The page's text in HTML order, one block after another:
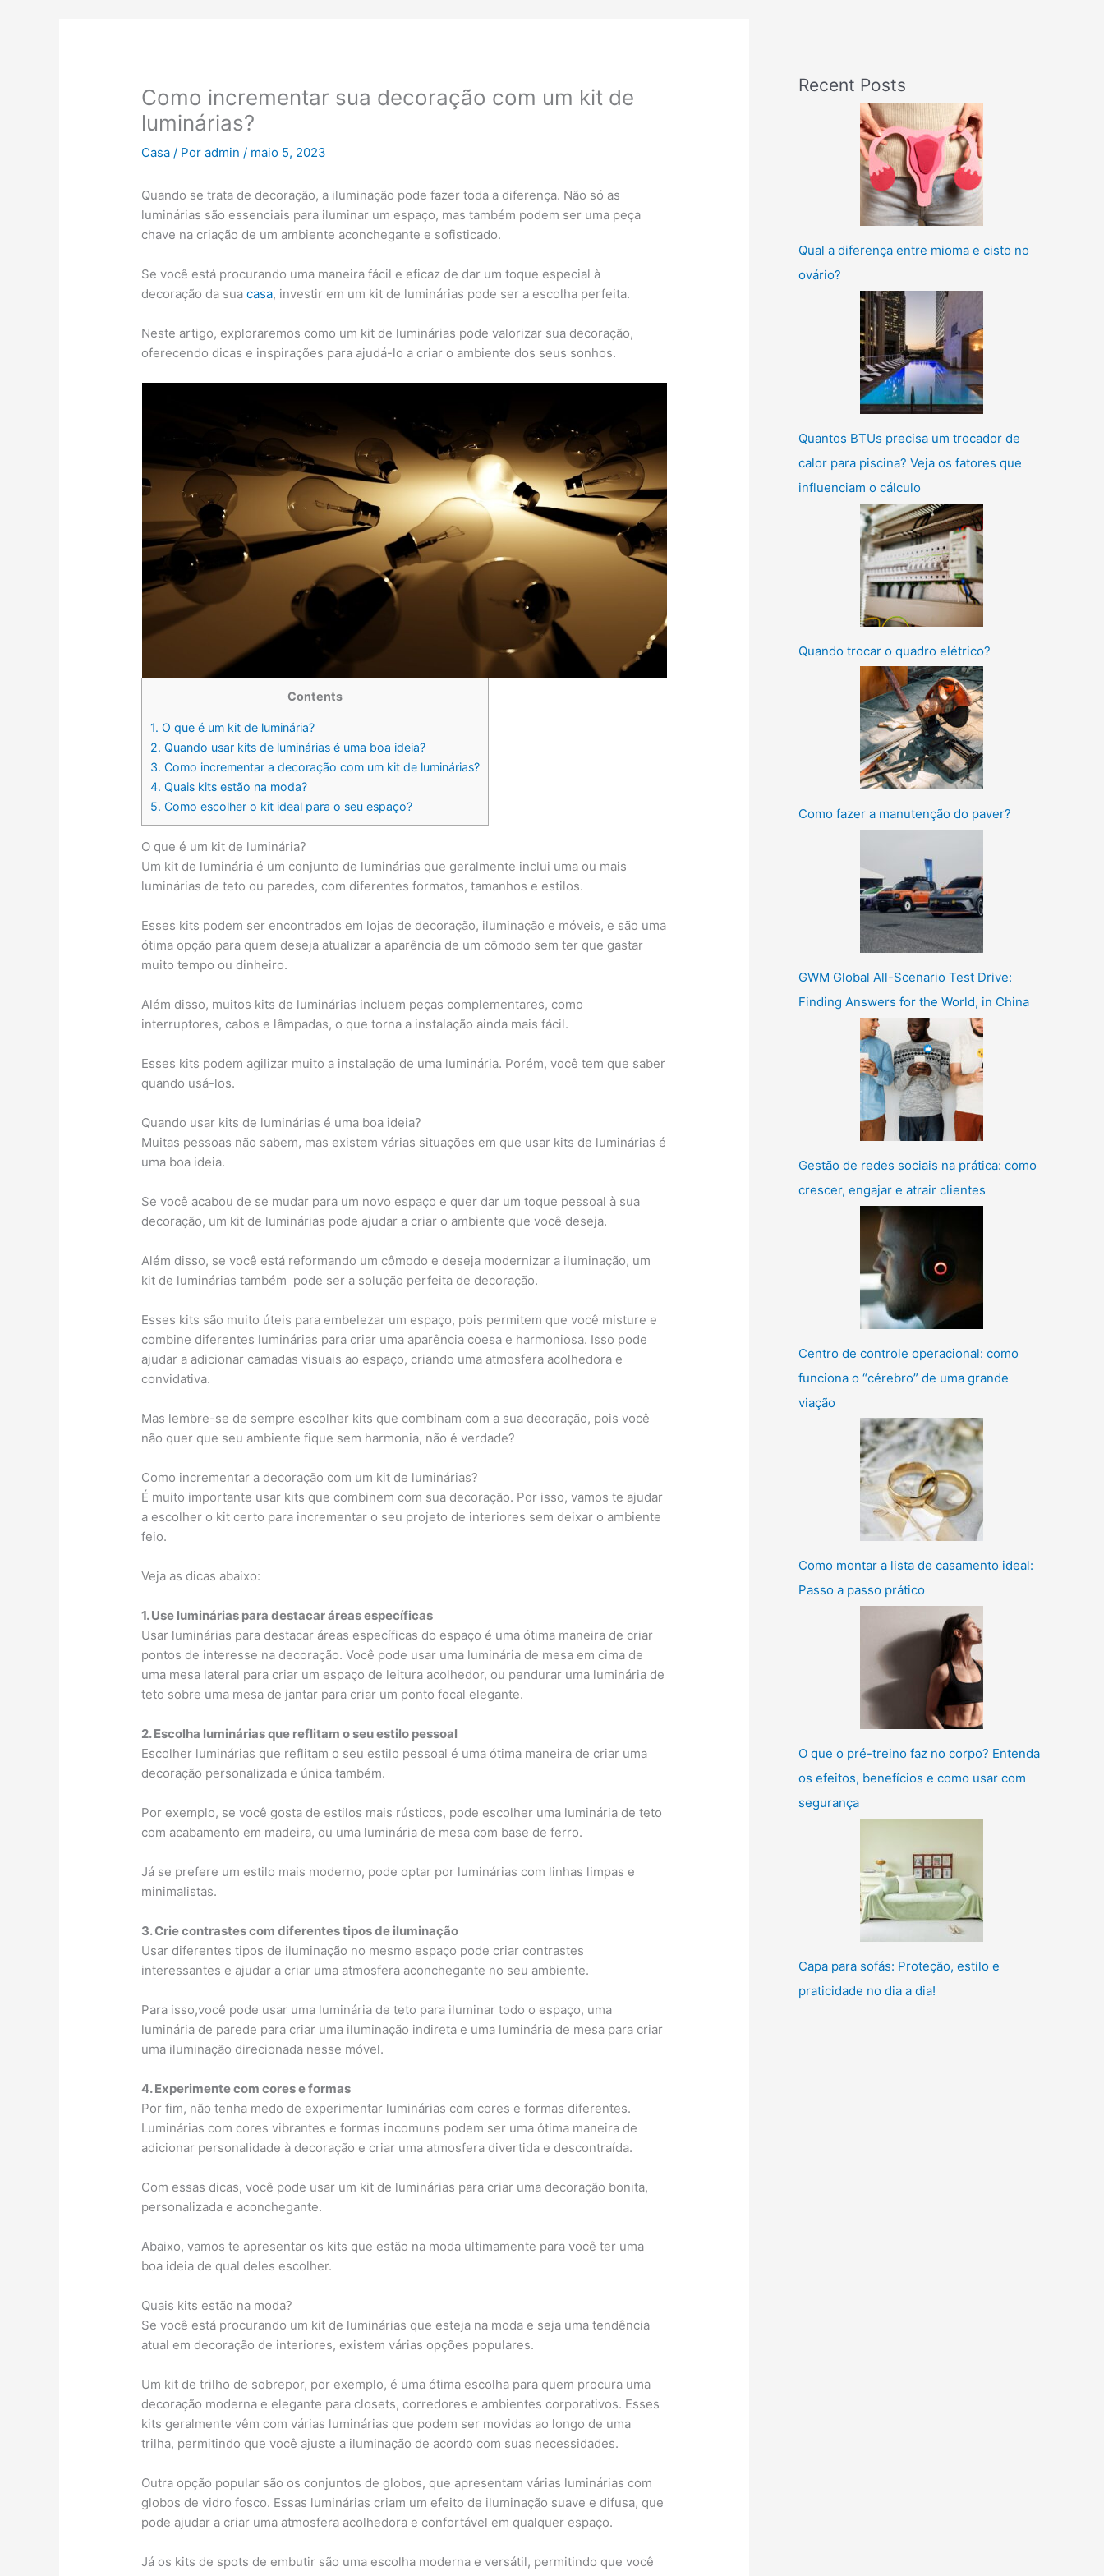
Como incrementar sua decoração com um kit de
luminárias?
Casa / Poradmin/ maio 5, 2023
Quando se trata de decoração, a iluminação pode fazer toda a diferença. Não só as
luminárias são essenciais para iluminar um espaço, mas também podem ser uma peça
chave na criação de um ambiente aconchegante e sofisticado.
Se você está procurando uma maneira fácil e eficaz de dar um toque especial à
decoração da suacasa, investir em um kit de luminárias pode ser a escolha perfeita.
Neste artigo, exploraremos como um kit de luminárias pode valorizar sua decoração,
oferecendo dicas e inspirações para ajudá-lo a criar o ambiente dos seus sonhos.
Contents
1. O que é um kit de luminária?
2. Quando usar kits de luminárias é uma boa ideia?
3. Como incrementar a decoração com um kit de luminárias?
4. Quais kits estão na moda?
5. Como escolher o kit ideal para o seu espaço?
O que é um kit de luminária?
Um kit de luminária é um conjunto de luminárias que geralmente inclui uma ou mais
luminárias de teto ou paredes, com diferentes formatos, tamanhos e estilos.
Esses kits podem ser encontrados em lojas de decoração, iluminação e móveis, e são uma
ótima opção para quem deseja atualizar a aparência de um cômodo sem ter que gastar
muito tempo ou dinheiro.
Além disso, muitos kits de luminárias incluem peças complementares, como
interruptores, cabos e lâmpadas, o que torna a instalação ainda mais fácil.
Esses kits podem agilizar muito a instalação de uma luminária. Porém, você tem que saber
quando usá-los.
Quando usar kits de luminárias é uma boa ideia?
Muitas pessoas não sabem, mas existem várias situações em que usar kits de luminárias é
uma boa ideia.
Se você acabou de se mudar para um novo espaço e quer dar um toque pessoal à sua
decoração, um kit de luminárias pode ajudar a criar o ambiente que você deseja.
Além disso, se você está reformando um cômodo e deseja modernizar a iluminação, um
kit de luminárias também pode ser a solução perfeita de decoração.
Esses kits são muito úteis para embelezar um espaço, pois permitem que você misture e
combine diferentes luminárias para criar uma aparência coesa e harmoniosa. Isso pode
ajudar a adicionar camadas visuais ao espaço, criando uma atmosfera acolhedora e
convidativa.
Mas lembre-se de sempre escolher kits que combinam com a sua decoração, pois você
não quer que seu ambiente fique sem harmonia, não é verdade?
Como incrementar a decoração com um kit de luminárias?
É muito importante usar kits que combinem com sua decoração. Por isso, vamos te ajudar
a escolher o kit certo para incrementar o seu projeto de interiores sem deixar o ambiente
feio.
Veja as dicas abaixo:
1. Use luminárias para destacar áreas específicas
Usar luminárias para destacar áreas específicas do espaço é uma ótima maneira de criar
pontos de interesse na decoração. Você pode usar uma luminária de mesa em cima de
uma mesa lateral para criar um espaço de leitura acolhedor, ou pendurar uma luminária de
teto sobre uma mesa de jantar para criar um ponto focal elegante.
2. Escolha luminárias que reflitam o seu estilo pessoal
Escolher luminárias que reflitam o seu estilo pessoal é uma ótima maneira de criar uma
decoração personalizada e única também.
Por exemplo, se você gosta de estilos mais rústicos, pode escolher uma luminária de teto
com acabamento em madeira, ou uma luminária de mesa com base de ferro.
Já se prefere um estilo mais moderno, pode optar por luminárias com linhas limpas e
minimalistas.
3. Crie contrastes com diferentes tipos de iluminação
Usar diferentes tipos de iluminação no mesmo espaço pode criar contrastes
interessantes e ajudar a criar uma atmosfera aconchegante no seu ambiente.
Para isso,você pode usar uma luminária de teto para iluminar todo o espaço, uma
luminária de parede para criar uma iluminação indireta e uma luminária de mesa para criar
uma iluminação direcionada nesse móvel.
4. Experimente com cores e formas
Por fim, não tenha medo de experimentar luminárias com cores e formas diferentes.
Luminárias com cores vibrantes e formas incomuns podem ser uma ótima maneira de
adicionar personalidade à decoração e criar uma atmosfera divertida e descontraída.
Com essas dicas, você pode usar um kit de luminárias para criar uma decoração bonita,
personalizada e aconchegante.
Abaixo, vamos te apresentar os kits que estão na moda ultimamente para você ter uma
boa ideia de qual deles escolher.
Quais kits estão na moda?
Se você está procurando um kit de luminárias que esteja na moda e seja uma tendência
atual em decoração de interiores, existem várias opções populares.
Um kit de trilho de sobrepor, por exemplo, é uma ótima escolha para quem procura uma
decoração moderna e elegante para closets, corredores e ambientes corporativos. Esses
kits geralmente vêm com várias luminárias que podem ser movidas ao longo de uma
trilha, permitindo que você ajuste a iluminação de acordo com suas necessidades.
Outra opção popular são os conjuntos de globos, que apresentam várias luminárias com
globos de vidro fosco. Essas luminárias criam um efeito de iluminação suave e difusa, que
pode ajudar a criar uma atmosfera acolhedora e confortável em qualquer espaço.
Já os kits de spots de embutir são uma escolha moderna e versátil, permitindo que você
Recent Posts
Qual a diferença entre mioma e cisto no
ovário?
Quantos BTUs precisa um trocador de
calor para piscina? Veja os fatores que
influenciam o cálculo
Quando trocar o quadro elétrico?
Como fazer a manutenção do paver?
GWM Global All-Scenario Test Drive:
Finding Answers for the World, in China
Gestão de redes sociais na prática: como
crescer, engajar e atrair clientes
Centro de controle operacional: como
funciona o “cérebro” de uma grande
viação
Como montar a lista de casamento ideal:
Passo a passo prático
O que o pré-treino faz no corpo? Entenda
os efeitos, benefícios e como usar com
segurança
Capa para sofás: Proteção, estilo e
praticidade no dia a dia!